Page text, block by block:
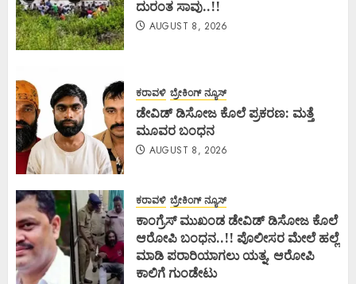
ದುರಂತ ಸಾವು..!!
AUGUST 8, 2026
ಕರಾವಳಿ ಬ್ರೇಕಿಂಗ್ ನ್ಯೂಸ್
ಡೇವಿಡ್ ಡಿಸೋಜ ಕೊಲೆ ಪ್ರಕರಣ: ಮತ್ತೆ
ಮೂವರ ಬಂಧನ
AUGUST 8, 2026
ಕರಾವಳಿ ಬ್ರೇಕಿಂಗ್ ನ್ಯೂಸ್
ಕಾಂಗ್ರೆಸ್ ಮುಖಂಡ ಡೇವಿಡ್ ಡಿಸೋಜ ಕೊಲೆ
ಆರೋಪಿ ಬಂಧನ..!! ಪೊಲೀಸರ ಮೇಲೆ ಹಲ್ಲೆ
ಮಾಡಿ ಪರಾರಿಯಾಗಲು ಯತ್ನ, ಆರೋಪಿ
ಕಾಲಿಗೆ ಗುಂಡೇಟು